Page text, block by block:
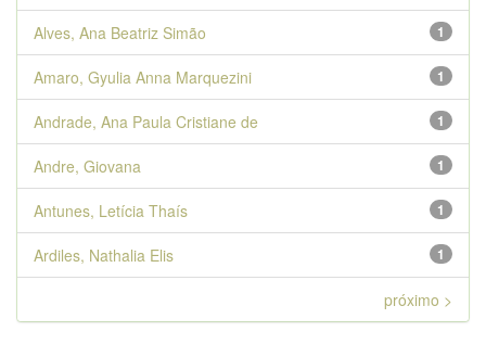
1
Alves, Ana Beatriz Simão
1
Amaro, Gyulia Anna Marquezini
1
Andrade, Ana Paula Cristiane de
1
Andre, Giovana
1
Antunes, Letícia Thaís
1
Ardiles, Nathalia Elis
próximo >